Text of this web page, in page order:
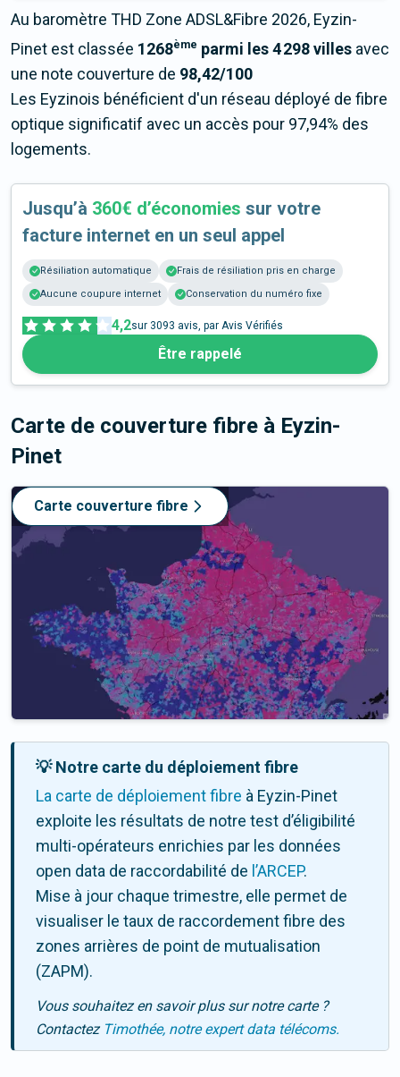
Au baromètre THD Zone ADSL&Fibre 2026, Eyzin-
Pinet est classée 1268ème parmi les 4 298 villes avec
une note couverture de 98,42/100
Les Eyzinois bénéficient d'un réseau déployé de fibre
optique significatif avec un accès pour 97,94% des
logements.
Jusqu’à 360€ d’économies sur votre
facture internet en un seul appel
Résiliation automatique
Frais de résiliation pris en charge
Aucune coupure internet
Conservation du numéro fixe
4,2sur 3093 avis, par Avis Vérifiés
Être rappelé
Carte de couverture fibre à Eyzin-
Pinet
Carte couverture fibre
💡 Notre carte du déploiement fibre
La carte de déploiement fibre à Eyzin-Pinet
exploite les résultats de notre test d’éligibilité
multi-opérateurs enrichies par les données
open data de raccordabilité de l’ARCEP.
Mise à jour chaque trimestre, elle permet de
visualiser le taux de raccordement fibre des
zones arrières de point de mutualisation
(ZAPM).
Vous souhaitez en savoir plus sur notre carte ?
Contactez Timothée, notre expert data télécoms.